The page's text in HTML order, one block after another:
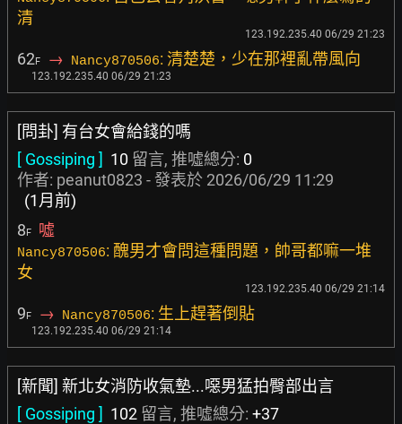
清
123.192.235.40 06/29 21:23
62F → Nancy870506: 清楚楚，少在那裡亂帶風向
123.192.235.40 06/29 21:23
[問卦] 有台女會給錢的嗎
[ Gossiping ] 10 留言, 推噓總分: 0
作者: peanut0823 - 發表於 2026/06/29 11:29
(1月前)
8F 噓
Nancy870506: 醜男才會問這種問題，帥哥都嘛一堆
女
123.192.235.40 06/29 21:14
9F → Nancy870506: 生上趕著倒貼
123.192.235.40 06/29 21:14
[新聞] 新北女消防收氣墊...噁男猛拍臀部出言
[ Gossiping ] 102 留言, 推噓總分: +37